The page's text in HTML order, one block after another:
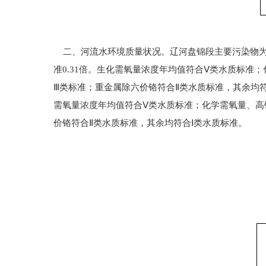
二、河流水环境质量状况。辽河盘锦段主要污染物
准0.31倍。生化需氧量浓度年均值符合Ⅴ类水质标准
Ⅲ类标准；重金属除六价铬符合Ⅱ类水质标准，其余
需氧量浓度年均值符合Ⅴ类水质标准；化学需氧量、
价铬符合Ⅱ类水质标准，其余均符合Ⅰ类水质标准。